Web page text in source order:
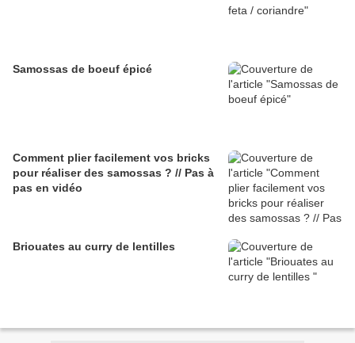
Samossas de boeuf épicé
Comment plier facilement vos bricks
pour réaliser des samossas ? // Pas à
pas en vidéo
Briouates au curry de lentilles